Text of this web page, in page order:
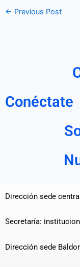
← Previous Post
Conéctate
Dirección sede
Secretaría:
Dirección sede